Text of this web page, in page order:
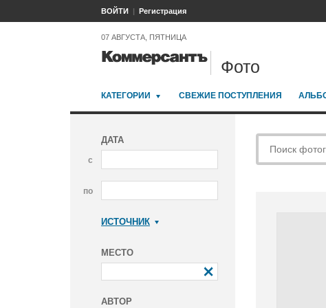
ВОЙТИ Регистрация
07 АВГУСТА, ПЯТНИЦА
Фото
КАТЕГОРИИ СВЕЖИЕ ПОСТУПЛЕНИЯ
ДАТА
с
по
ИСТОЧНИК
МЕСТО
АВТОР